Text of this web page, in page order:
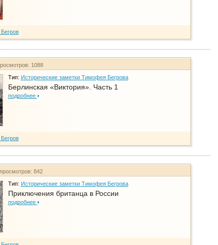
1088
Тип: Исторические заметки Тимофея Бегрова
Берлинская «Виктория». Часть 1
подробнее
842
Тип: Исторические заметки Тимофея Бегрова
Приключения британца в России
подробнее